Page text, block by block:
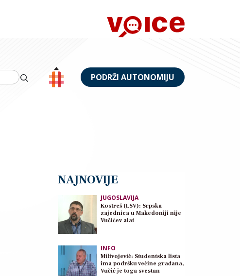
PODRŽI AUTONOMIJU
NAJNOVIJE
JUGOSLAVIJA
Kostreš (LSV): Srpska
zajednica u Makedoniji nije
Vučićev alat
INFO
Milivojević: Studentska lista
ima podršku većine građana,
Vučić je toga svestan